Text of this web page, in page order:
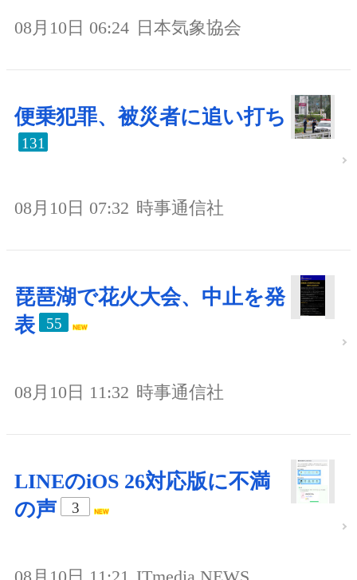
08月10日 06:24 日本気象協会
便乗犯罪、被災者に追い打ち
131
08月10日 07:32 時事通信社
琵琶湖で花火大会、中止を発
表
55
08月10日 11:32 時事通信社
LINEのiOS 26対応版に不満
の声
3